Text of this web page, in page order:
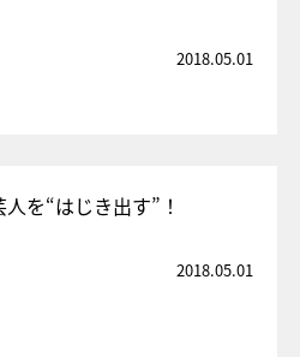
2018.05.01
を“はじき出す”！
2018.05.01